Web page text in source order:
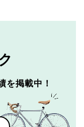
を掲載中！